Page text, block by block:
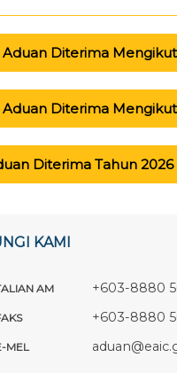
Aduan Diterima
Aduan Diterima
Diterima Tahun 2026
KAMI
AM +603-8880
+603-8880
MEL